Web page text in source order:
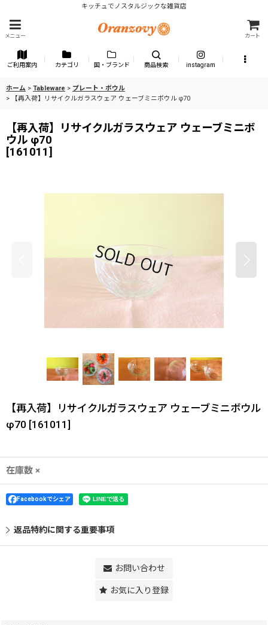
キッチュでノスタルジックな雑貨店
メニュー カート
ご利用案内 カテゴリ 国・ブランド 商品検索 instagram
ホーム > Tableware > プレート・ボウル
>
【再入荷】リサイクルガラスウェア ウェーブミニボウル φ70
【再入荷】リサイクルガラスウェア ウェーブミニボ
ウル φ70
[161011]
【再入荷】リサイクルガラスウェア ウェーブミニボウル
φ70 [161011 ]
在庫数 ×
Facebookでシェア
返品特約に関する重要事項
お問い合わせ
お気に入り登録